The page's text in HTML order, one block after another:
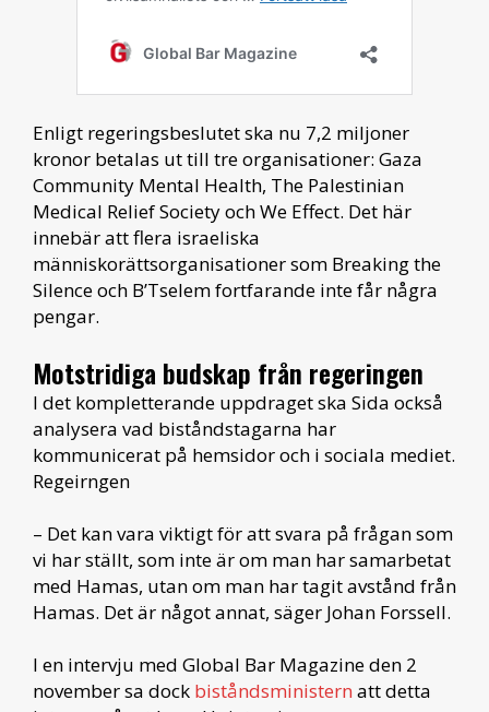
Enligt regeringsbeslutet ska nu 7,2 miljoner
kronor betalas ut till tre organisationer: Gaza
Community Mental Health, The Palestinian
Medical Relief Society och We Effect. Det här
innebär att flera israeliska
människorättsorganisationer som Breaking the
Silence och B’Tselem fortfarande inte får några
pengar.
Motstridiga budskap från regeringen
I det kompletterande uppdraget ska Sida också
analysera vad biståndstagarna har
kommunicerat på hemsidor och i sociala mediet.
Regeirngen
– Det kan vara viktigt för att svara på frågan som
vi har ställt, som inte är om man har samarbetat
med Hamas, utan om man har tagit avstånd från
Hamas. Det är något annat, säger Johan Forssell.
I en intervju med Global Bar Magazine den 2
november sa dock biståndsministern att detta